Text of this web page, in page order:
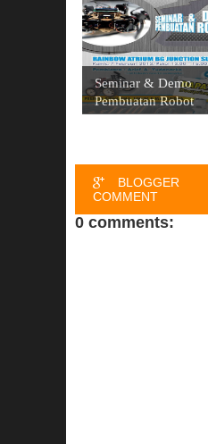
Seminar & Demo
Pembuatan Robot
BLOGGER
COMMENT
FACEBOOK
0 comments: